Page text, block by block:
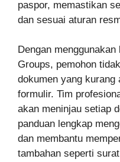
paspor, memastikan
dan sesuai aturan
Dengan
Groups, pemohon
dokumen yang kurang
formulir. Tim
akan meninjau setiap
panduan lengkap
dan membantu
tambahan seperti